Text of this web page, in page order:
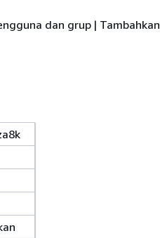
dan grup | Tambahkan